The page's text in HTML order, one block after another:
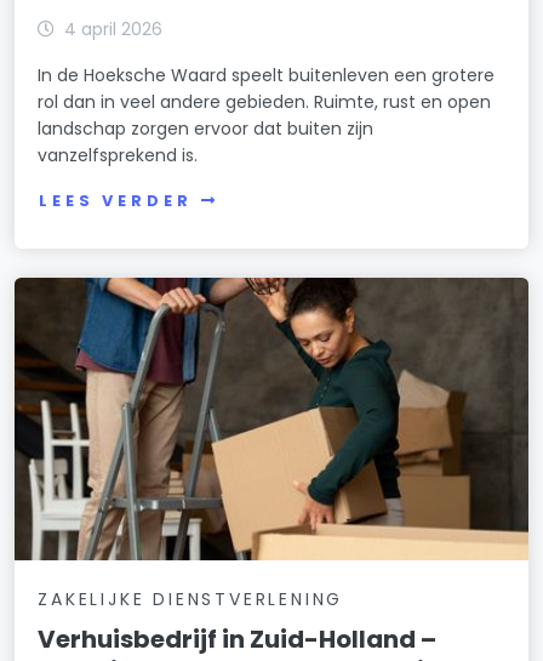
4 april 2026
In de Hoeksche Waard speelt buitenleven een grotere
rol dan in veel andere gebieden. Ruimte, rust en open
landschap zorgen ervoor dat buiten zijn
vanzelfsprekend is.
LEES VERDER
ZAKELIJKE DIENSTVERLENING
Verhuisbedrijf in Zuid-Holland –